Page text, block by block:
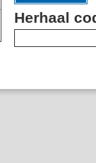
Herhaal